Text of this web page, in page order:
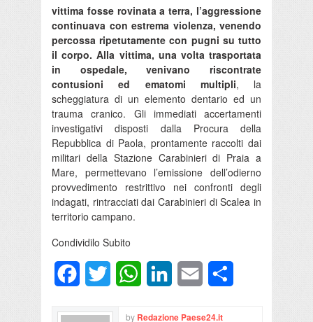
vittima fosse rovinata a terra, l’aggressione
continuava con estrema violenza, venendo
percossa ripetutamente con pugni su tutto
il corpo. Alla vittima, una volta trasportata
in ospedale, venivano riscontrate
contusioni ed ematomi multipli, la
scheggiatura di un elemento dentario ed un
trauma cranico. Gli immediati accertamenti
investigativi disposti dalla Procura della
Repubblica di Paola, prontamente raccolti dai
militari della Stazione Carabinieri di Praia a
Mare, permettevano l’emissione dell’odierno
provvedimento restrittivo nei confronti degli
indagati, rintracciati dai Carabinieri di Scalea in
territorio campano.
Condividilo Subito
FacebookTwitter WhatsAppLinkedInEmail
by Redazione Paese24.it